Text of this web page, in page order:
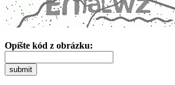
Opíšte kód z obrázku:
submit